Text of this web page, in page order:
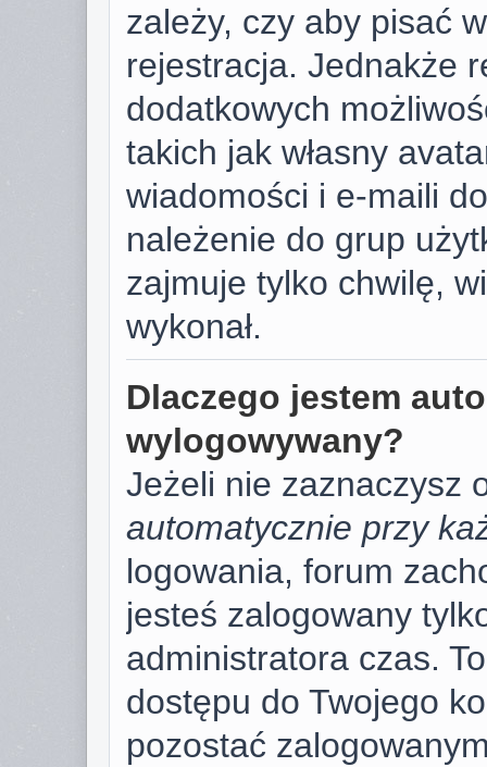
zależy, czy aby pisać
rejestracja. Jednakże
dodatkowych
takich jak własny
wiadomości i e-maili
należenie do grup
zajmuje tylko chwilę,
wykonał.
Dlaczego jestem
wylogowywany?
Jeżeli nie zaznaczysz
automatycznie przy
logowania, forum
jesteś zalogowany
administratora czas.
dostępu do Twojego
pozostać